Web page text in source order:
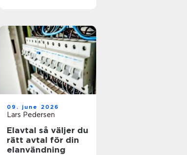
09. june 2026
Lars Pedersen
Elavtal så väljer du
rätt avtal för din
elanvändning